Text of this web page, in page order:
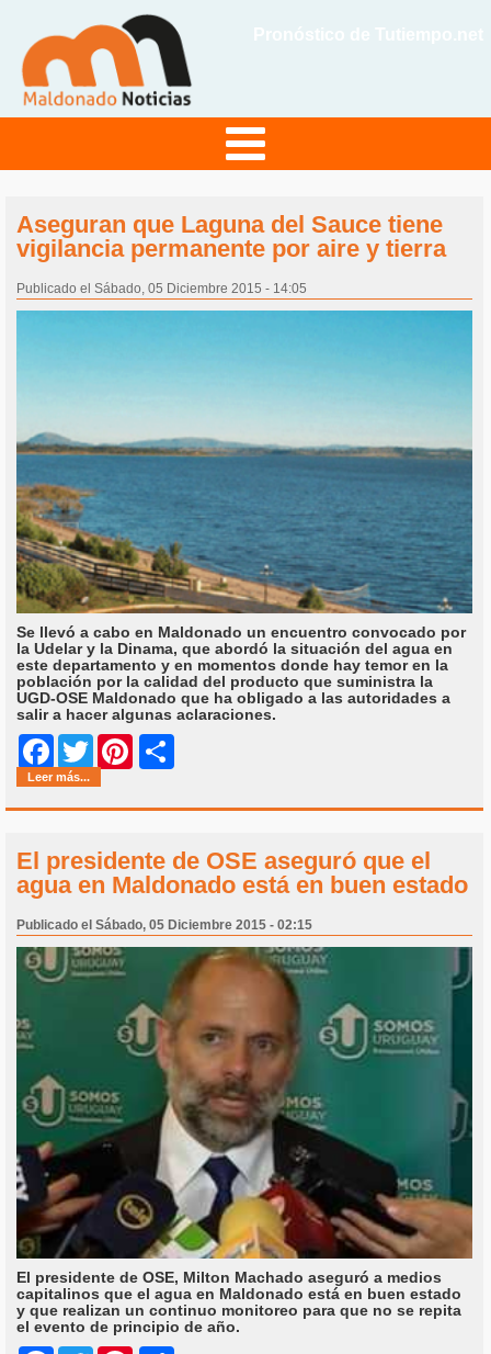
Aseguran que Laguna del Sauce tiene
vigilancia permanente por aire y tierra
Publicado el Sábado, 05 Diciembre 2015 - 14:05
Se llevó a cabo en Maldonado un encuentro convocado por
la Udelar y la Dinama, que abordó la situación del agua en
este departamento y en momentos donde hay temor en la
población por la calidad del producto que suministra la
UGD-OSE Maldonado que ha obligado a las autoridades a
salir a hacer algunas aclaraciones.
Facebook
Twitter Pinterest
Leer más...
El presidente de OSE aseguró que el
agua en Maldonado está en buen estado
Publicado el Sábado, 05 Diciembre 2015 - 02:15
El presidente de OSE, Milton Machado aseguró a medios
capitalinos que el agua en Maldonado está en buen estado
y que realizan un continuo monitoreo para que no se repita
el evento de principio de año.